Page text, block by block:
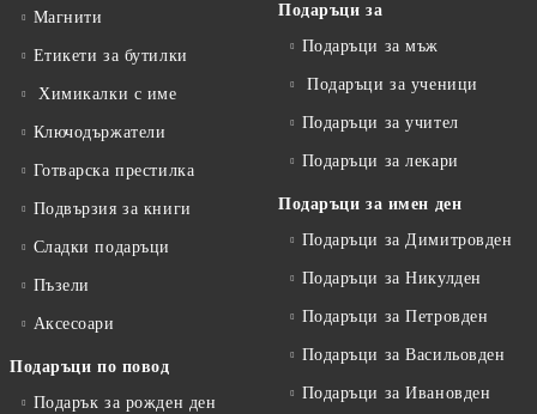
Магнити
Етикети за бутилки
Химикалки с име
Ключодържатели
Готварска престилка
Подвързия за книги
Сладки подаръци
Пъзели
Аксесоари
Подаръци по повод
Подарък за рожден ден
Подаръци за
Подаръци за мъж
Подаръци за ученици
Подаръци за учител
Подаръци за лекари
Подаръци за имен ден
Подаръци за Димитровден
Подаръци за Никулден
Подаръци за Петровден
Подаръци за Васильовден
Подаръци за Ивановден